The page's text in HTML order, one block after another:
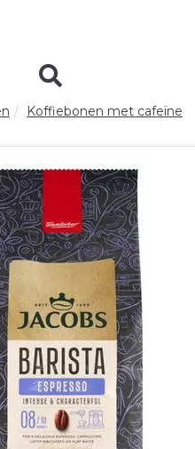
Koffiebonen met cafeïne